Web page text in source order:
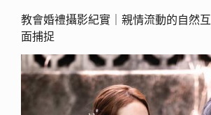
教會婚禮攝影紀實｜親情流動的自然
面捕捉